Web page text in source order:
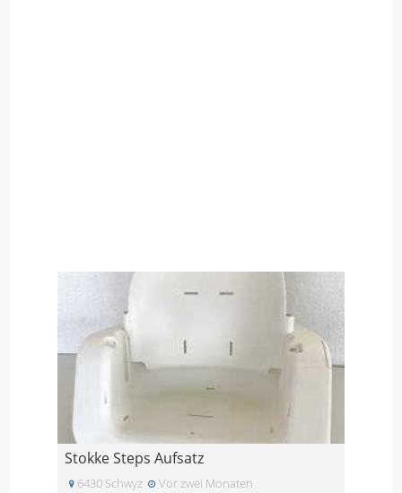
Stokke Steps Aufsatz
6430 Schwyz Vor zwei Monaten